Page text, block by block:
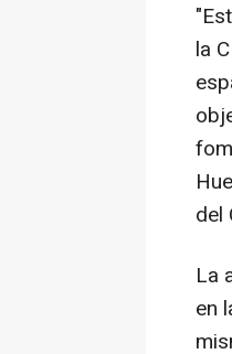
la
del
La
en